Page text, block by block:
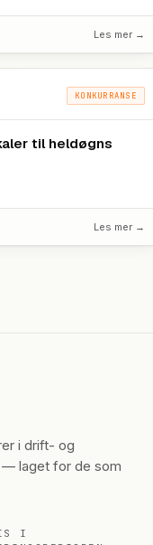
Les mer →
KONKURRANSE
til heldøgns
Les mer →
i drift- og
— laget for de som
I